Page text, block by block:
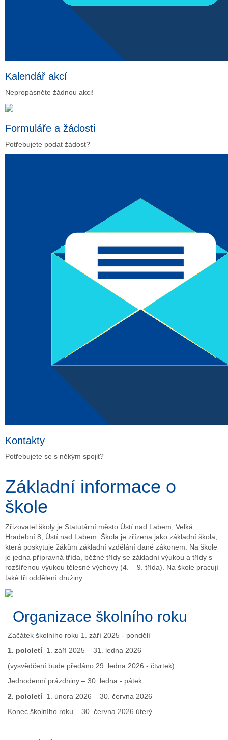
Kalendář akcí
Nepropásněte žádnou akci!
Formuláře a žádosti
Potřebujete podat žádost?
Kontakty
Potřebujete se s někým spojit?
Základní informace o
škole
Zřizovatel školy je Statutární město Ústí nad Labem, Velká
Hradební 8, Ústí nad Labem. Škola je zřízena jako základní škola,
která poskytuje žákům základní vzdělání dané zákonem. Na škole
je jedna přípravná třída, běžné třídy se základní výukou a třídy s
rozšířenou výukou tělesné výchovy (4. – 9. třída). Na škole pracují
také tři oddělení družiny.
Organizace školního roku
Začátek školního roku 1. září 2025 - pondělí
1. pololetí 1. září 2025 – 31. ledna 2026
(vysvědčení bude předáno 29. ledna 2026 - čtvrtek)
Jednodenní prázdniny – 30. ledna - pátek
2. pololetí1. února 2026 – 30. června 2026
Konec školního roku – 30. června 2026 úterý